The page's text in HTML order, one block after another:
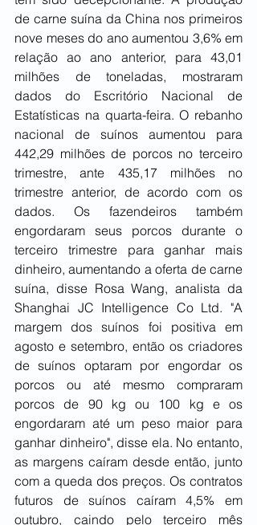
de carne suína da China nos primeiros
nove meses do ano aumentou 3,6% em
relação ao ano anterior, para 43,01
milhões de toneladas, mostraram
dados do Escritório Nacional de
Estatísticas na quarta-feira. O rebanho
nacional de suínos aumentou para
442,29 milhões de porcos no terceiro
trimestre, ante 435,17 milhões no
trimestre anterior, de acordo com os
dados. Os fazendeiros também
engordaram seus porcos durante o
terceiro trimestre para ganhar mais
dinheiro, aumentando a oferta de carne
suína, disse Rosa Wang, analista da
Shanghai JC Intelligence Co Ltd. "A
margem dos suínos foi positiva em
agosto e setembro, então os criadores
de suínos optaram por engordar os
porcos ou até mesmo compraram
porcos de 90 kg ou 100 kg e os
engordaram até um peso maior para
ganhar dinheiro", disse ela. No entanto,
as margens caíram desde então, junto
com a queda dos preços. Os contratos
futuros de suínos caíram 4,5% em
outubro, caindo pelo terceiro mês